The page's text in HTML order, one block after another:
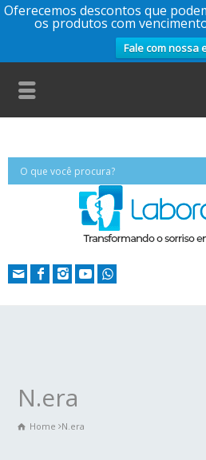
Oferecemos descontos que
os produtos com
Fale com nossa
N.era
Home N.era